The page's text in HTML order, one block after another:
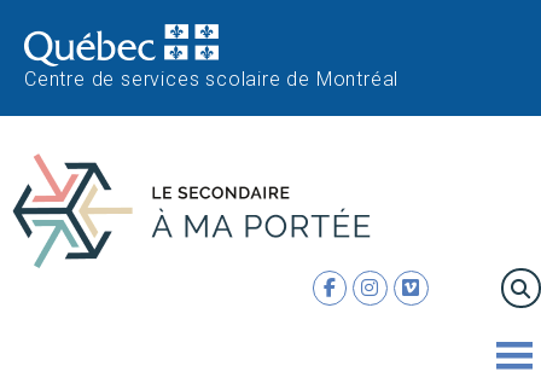
Centre de services scolaire de Montréal